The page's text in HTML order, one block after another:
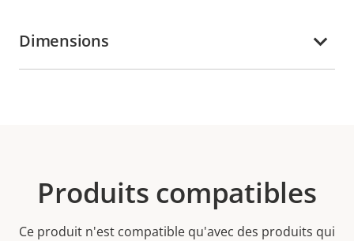
Dimensions
Produits compatibles
Ce produit n'est compatible qu'avec des produits qui